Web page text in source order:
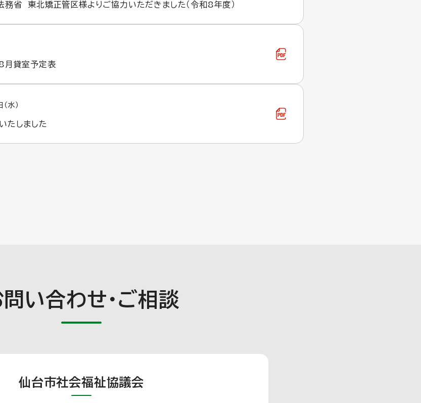
務省 東北矯正管区様よりご協力いただきました（令和8年度）
月貸室予定表
水）
たしました
問い合わせ・ご相談
仙台市社会福祉協議会